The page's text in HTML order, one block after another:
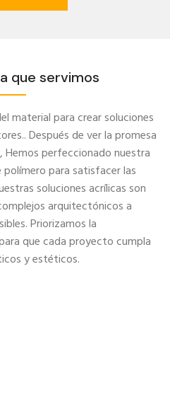
que servimos
material para crear soluciones
Después de ver la promesa
Hemos perfeccionado nuestra
para satisfacer las
soluciones acrílicas son
arquitectónicos a
Priorizamos la
que cada proyecto cumpla
y estéticos.